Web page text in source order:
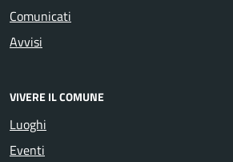
Comunicati
Avvisi
VIVERE IL COMUNE
Luoghi
Eventi